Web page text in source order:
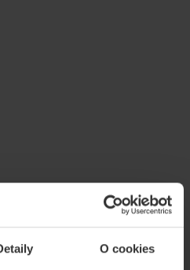
O cookies